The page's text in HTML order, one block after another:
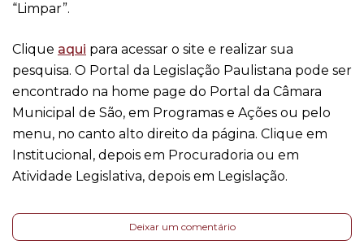
“Limpar”.
Clique aqui para acessar o site e realizar sua
pesquisa. O Portal da Legislação Paulistana pode ser
encontrado na home page do Portal da Câmara
Municipal de São, em Programas e Ações ou pelo
menu, no canto alto direito da página. Clique em
Institucional, depois em Procuradoria ou em
Atividade Legislativa, depois em Legislação.
Deixar um comentário